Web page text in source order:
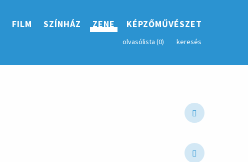
FILM SZÍNHÁZ ZENE KÉPZŐMŰVÉSZET
olvasólista (0) keresés